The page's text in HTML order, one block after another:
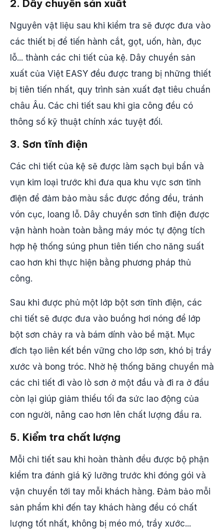
2. Dây chuyền sản xuất
Nguyên vật liệu sau khi kiểm tra sẽ được đưa vào
các thiết bị để tiến hành cắt, gọt, uốn, hàn, đục
lỗ... thành các chi tiết của kệ. Dây chuyền sản
xuất của Việt EASY đều được trang bị những thiết
bị tiên tiến nhất, quy trình sản xuất đạt tiêu chuẩn
châu Âu. Các chi tiết sau khi gia công đều có
thông số kỹ thuật chính xác tuyệt đối.
3. Sơn tĩnh điện
Các chi tiết của kệ sẽ được làm sạch bụi bẩn và
vụn kim loại trước khi đưa qua khu vực sơn tĩnh
điện để đảm bảo màu sắc được đồng đều, tránh
vón cục, loang lỗ. Dây chuyền sơn tĩnh điện được
vận hành hoàn toàn bằng máy móc tự động tích
hợp hệ thống súng phun tiên tiến cho năng suất
cao hơn khi thực hiện bằng phương pháp thủ
công.
Sau khi được phủ một lớp bột sơn tĩnh điện, các
chi tiết sẽ được đưa vào buồng hơi nóng để lớp
bột sơn chảy ra và bám dính vào bề mặt. Mục
đích tạo liên kết bền vững cho lớp sơn, khó bị trầy
xước và bong tróc. Nhờ hệ thống băng chuyền mà
các chi tiết đi vào lò sơn ở một đầu và đi ra ở đầu
còn lại giúp giảm thiểu tối đa sức lao động của
con người, nâng cao hơn lên chất lượng đầu ra.
5. Kiểm tra chất lượng
Mỗi chi tiết sau khi hoàn thành đều được bộ phận
kiểm tra đánh giá kỹ lưỡng trước khi đóng gói và
vận chuyển tới tay mỗi khách hàng. Đảm bảo mỗi
sản phẩm khi đến tay khách hàng đều có chất
lượng tốt nhất, không bị méo mó, trầy xước...